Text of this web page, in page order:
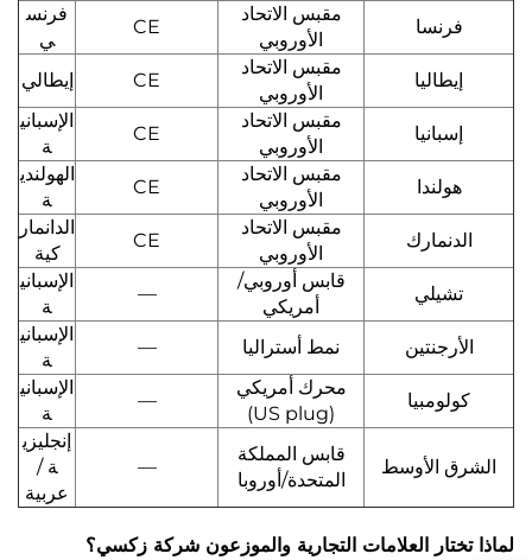
فرنسا
مقبس الاتحاد
الأوروبي
CE
فرنس
ي
إيطاليا
مقبس الاتحاد
الأوروبي
CE إيطالي
إسبانيا
مقبس الاتحاد
الأوروبي
CE
الإسباني
ة
هولندا
مقبس الاتحاد
الأوروبي
CE
الهولندي
ة
الدنمارك
مقبس الاتحاد
الأوروبي
CE
الدانمار
كية
تشيلي
قابس أوروبي/
أمريكي
—
الإسباني
ة
الأرجنتين
نمط أستراليا —
الإسباني
ة
كولومبيا
محرك أمريكي
(US plug)
—
الإسباني
ة
الشرق الأوسط
قابس المملكة
المتحدة/أوروبا
—
إنجليزي
ة /
عربية
لماذا تختار العلامات التجارية والموزعون شركة زكسي؟